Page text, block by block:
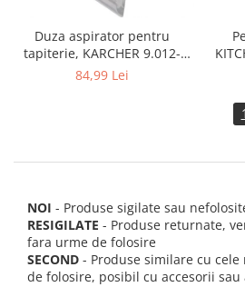
Duza aspirator pentru
tapiterie, KARCHER 9.012-
278.0, SE4001, SE4002, SE5100
84,99 Lei
1
NOI - Produse sigilate sau
RESIGILATE - Produse returnate,
fara urme de folosire
SECOND - Produse similare cu
de folosire, posibil cu accesorii